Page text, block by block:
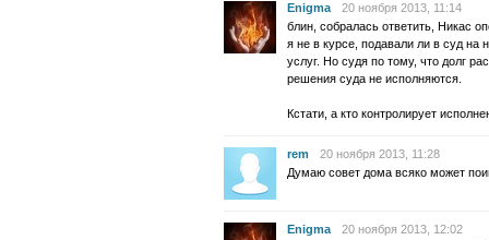
Enigma
20 ноября 2013, 11:14
блин, собралась ответить, Никас
я не в курсе, подавали ли в суд на
услуг. Но судя по тому, что долг
решения суда не исполняются.
Кстати, а кто контролирует
rem
20 ноября 2013, 11:28
Думаю совет дома всяко может
Enigma
20 ноября 2013, 12:02